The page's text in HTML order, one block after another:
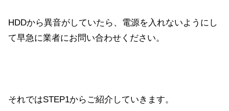
HDDから異音がしていたら、電源を入れないようにし
て早急に業者にお問い合わせください。
それではSTEP1からご紹介していきます。